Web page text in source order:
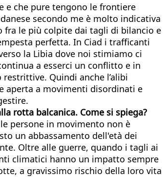
e che pure tengono le frontiere
secondo me è molto indicativa
fra le più colpite dai tagli di bilancio e
perfetta. In Ciad i trafficanti
la Libia dove noi stimiamo ci
a esserci un conflitto e in
Quindi anche l’alibi
aperta a movimenti disordinati e
rotta balcanica. Come si spiega?
persone in movimento non è
un abbassamento dell'età dei
Oltre alle guerre, quando i tagli ai
climatici hanno un impatto sempre
a gravissimo rischio della loro vita